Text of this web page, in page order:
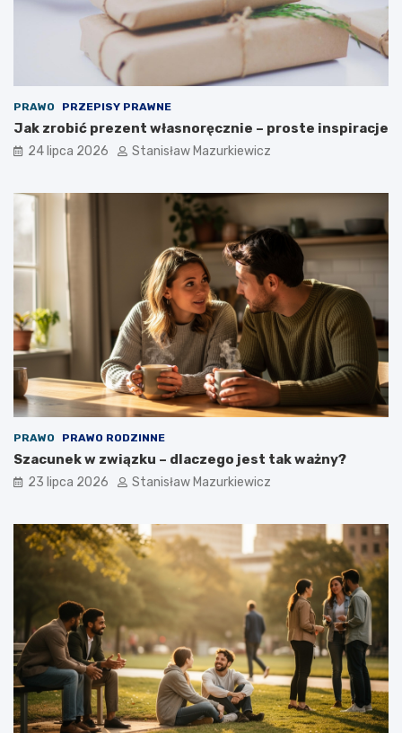
PRAWO PRZEPISY PRAWNE
Jak zrobić prezent własnoręcznie – proste inspiracje
24 lipca 2026 Stanisław Mazurkiewicz
PRAWO PRAWO RODZINNE
Szacunek w związku – dlaczego jest tak ważny?
23 lipca 2026 Stanisław Mazurkiewicz